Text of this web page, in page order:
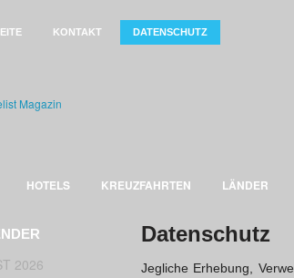
KONTAKT DATENSCHUTZ
HOTELS KREUZFAHRTEN LÄNDER
2026
Datenschutz
Jegliche Erhebung,